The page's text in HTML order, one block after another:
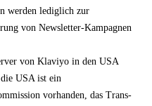
werden lediglich zur
von Newsletter-Kampagnen
von Klaviyo in den USA
USA ist ein
vorhanden, das Trans-